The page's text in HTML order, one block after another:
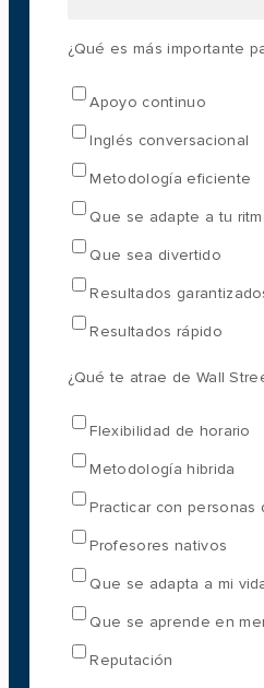
¿Qué es más importante
Apoyo continuo
Inglés conversacional
Metodología eficiente
Que se adapte a tu
Que sea divertido
Resultados
Resultados rápido
¿Qué te atrae de Wall
Flexibilidad de horario
Metodología hibrida
Practicar con personas
Profesores nativos
Que se adapta a mi
Que se aprende en
Reputación